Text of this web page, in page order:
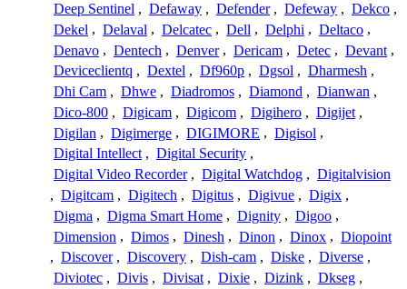
Deep Sentinel , Defaway , Defender , Defeway , Dekco ,
Dekel , Delaval , Delcatec , Dell , Delphi , Deltaco ,
Denavo , Dentech , Denver , Dericam , Detec , Devant ,
Deviceclientq , Dextel , Df960p , Dgsol , Dharmesh ,
Dhi Cam , Dhwe , Diadromos , Diamond , Dianwan ,
Dico-800 , Digicam , Digicom , Digihero , Digijet ,
Digilan , Digimerge , DIGIMORE , Digisol ,
Digital Intellect , Digital Security ,
Digital Video Recorder , Digital Watchdog , Digitalvision
, Digitcam , Digitech , Digitus , Digivue , Digix ,
Digma , Digma Smart Home , Dignity , Digoo ,
Dimension , Dimos , Dinesh , Dinon , Dinox , Diopoint
, Discover , Discovery , Dish-cam , Diske , Diverse ,
Diviotec , Divis , Divisat , Dixie , Dizink , Dkseg ,